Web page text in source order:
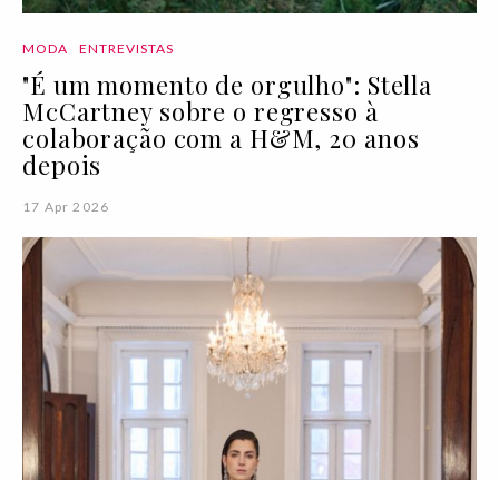
MODA ENTREVISTAS
"É um momento de orgulho": Stella
McCartney sobre o regresso à
colaboração com a H&M, 20 anos
depois
17 Apr 2026